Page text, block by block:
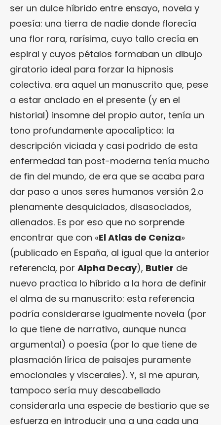
ser un dulce híbrido entre ensayo, novela y
poesía: una tierra de nadie donde florecía
una flor rara, rarísima, cuyo tallo crecía en
espiral y cuyos pétalos formaban un dibujo
giratorio ideal para forzar la hipnosis
colectiva. era aquel un manuscrito que, pese
a estar anclado en el presente (y en el
historial) insomne del propio autor, tenía un
tono profundamente apocalíptico: la
descripción viciada y casi podrido de esta
enfermedad tan post-moderna tenía mucho
de fin del mundo, de era que se acaba para
dar paso a unos seres humanos versión 2.o
plenamente desquiciados, disasociados,
alienados. Es por eso que no sorprende
encontrar que con «El Atlas de Ceniza»
(publicado en España, al igual que la anterior
referencia, por Alpha Decay), Butler de
nuevo practica lo híbrido a la hora de definir
el alma de su manuscrito: esta referencia
podría considerarse igualmente novela (por
lo que tiene de narrativo, aunque nunca
argumental) o poesía (por lo que tiene de
plasmación lírica de paisajes puramente
emocionales y viscerales). Y, si me apuran,
tampoco sería muy descabellado
considerarla una especie de bestiario que se
esfuerza en introducir una a una cada una